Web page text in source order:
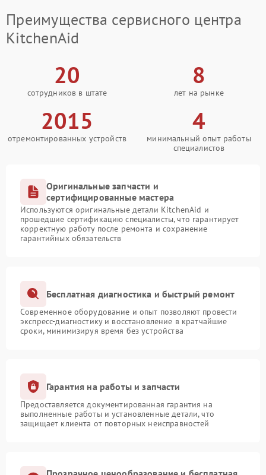
Преимущества сервисного центра
KitchenAid
20
сотрудников в штате
8
лет на рынке
2015
отремонтированных устройств
4
минимальный опыт работы
специалистов
Оригинальные запчасти и
сертифицированные мастера
Используются оригинальные детали KitchenAid и
прошедшие сертификацию специалисты, что гарантирует
корректную работу после ремонта и сохранение
гарантийных обязательств
Бесплатная диагностика и быстрый ремонт
Современное оборудование и опыт позволяют провести
экспресс-диагностику и восстановление в кратчайшие
сроки, минимизируя время без устройства
Гарантия на работы и запчасти
Предоставляется документированная гарантия на
выполненные работы и установленные детали, что
защищает клиента от повторных неисправностей